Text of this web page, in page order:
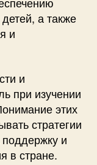
а также
и
и
при изучении
этих
стратегии
и
в стране.